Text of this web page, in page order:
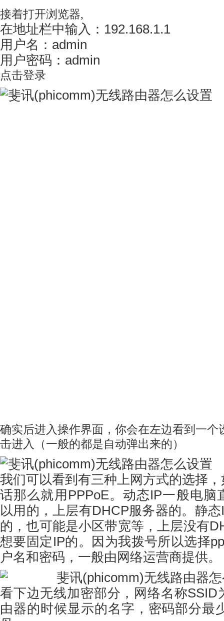
接着打开浏览器,
在地址栏中输入： 192.168.1.1
用户名：admin
用户密码：admin
点击登录
确实后进入操作界面，你会在左边看到一个
击进入（一般的都是自动弹出来的）
我们可以看到有三种上网方式的选择
话那么就用PPPoE。动态IP一般电脑
以用的，上层有DHCP服务器的。静
的，也可能是小区带宽等，上层没有
想要固定IP的。因为我拨号所以选择
户名和密码，一般由网络运营商提供。
看下边无线加密部分，网络名称SSID
由器的时候显示的名字，密码部分最